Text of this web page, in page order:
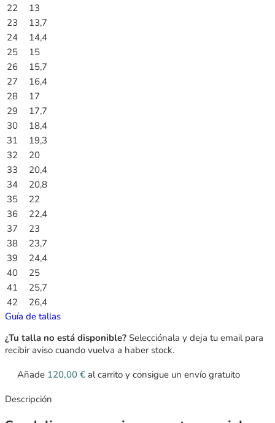
22
13
23
13,7
24
14,4
25
15
26
15,7
27
16,4
28
17
29
17,7
30
18,4
31
19,3
32
20
33
20,4
34
20,8
35
22
36
22,4
37
23
38
23,7
39
24,4
40
25
41
25,7
42
26,4
Guía de tallas
¿Tu talla no está disponible? Selecciónala y deja tu email para
recibir aviso cuando vuelva a haber stock.
Añade 120,00 € al carrito y consigue un envío gratuito
Descripción